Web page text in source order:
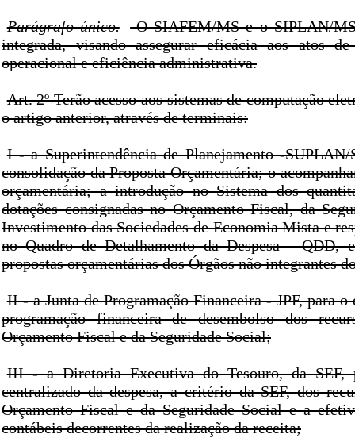
Parágrafo único.
O SIAFEM/MS e o SIPLAN/
integrada, visando assegurar eficácia aos atos de
operacional e eficiência administrativa.
Art. 2º Terão acesso aos sistemas de computação
o artigo anterior, através de terminais:
I - a Superintendência de Planejamento -
consolidação da Proposta Orçamentária; o
orçamentária; a introdução no Sistema dos
dotações consignadas no Orçamento Fiscal, da
Investimento das Sociedades de Economia Mista e
no Quadro de Detalhamento da Despesa - QDD,
propostas orçamentárias dos Órgãos não integrantes
II - a Junta de Programação Financeira - JPF, para o
programação financeira de desembolso dos
Orçamento Fiscal e da Seguridade Social;
III - a Diretoria Executiva do Tesouro, da SEF,
centralizado da despesa, a critério da SEF, dos
Orçamento Fiscal e da Seguridade Social e a
contábeis decorrentes da realização da receita;